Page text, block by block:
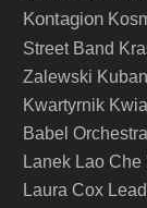
Kontagion
Street Band
Zalewski Kuban
Kwartyrnik
Babel Orchestra
Lanek Lao Che
Laura Cox Lead